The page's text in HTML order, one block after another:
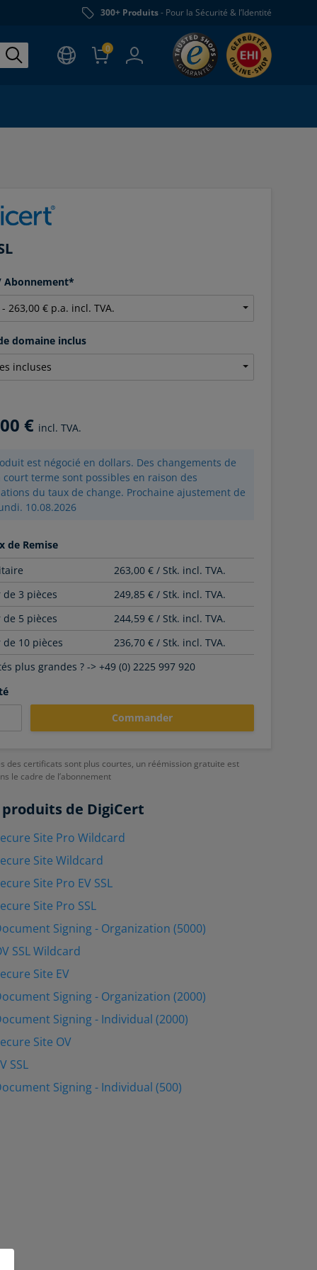
300+ Produits- Pour la Sécurité & l’Identité
0
Abonnement*
domaine inclus
€ incl. TVA.
est négocié en dollars. Des changements de
court terme sont possibles en raison des
du taux de change. Prochaine ajustement de
10.08.2026
de Remise
263,00 € / Stk. incl. TVA.
3 pièces
249,85 € / Stk. incl. TVA.
5 pièces
244,59 € / Stk. incl. TVA.
10 pièces
236,70 € / Stk. incl. TVA.
plus grandes ? -> +49 (0) 2225 997 920
Commander
des certificats sont plus courtes, un réémission gratuite est
le cadre de l’abonnement
produits de DigiCert
Site Pro Wildcard
Site Wildcard
Site Pro EV SSL
Site Pro SSL
Signing - Organization (5000)
SSL Wildcard
Site EV
Signing - Organization (2000)
Signing - Individual (2000)
Site OV
SSL
Signing - Individual (500)